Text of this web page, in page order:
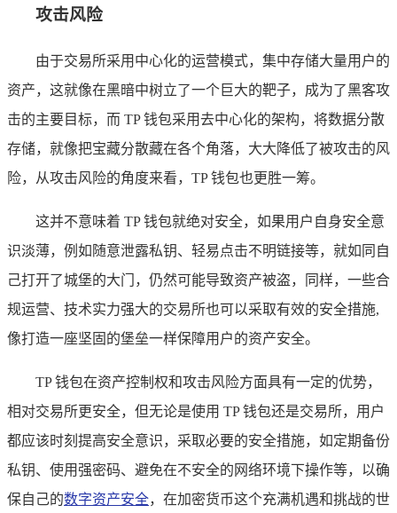
攻击风险
由于交易所采用中心化的运营模式，集中存储大量用户的
资产，这就像在黑暗中树立了一个巨大的靶子，成为了黑客攻
击的主要目标，而 TP 钱包采用去中心化的架构，将数据分散
存储，就像把宝藏分散藏在各个角落，大大降低了被攻击的风
险，从攻击风险的角度来看，TP 钱包也更胜一筹。
这并不意味着 TP 钱包就绝对安全，如果用户自身安全意
识淡薄，例如随意泄露私钥、轻易点击不明链接等，就如同自
己打开了城堡的大门，仍然可能导致资产被盗，同样，一些合
规运营、技术实力强大的交易所也可以采取有效的安全措施,
像打造一座坚固的堡垒一样保障用户的资产安全。
TP 钱包在资产控制权和攻击风险方面具有一定的优势，
相对交易所更安全，但无论是使用 TP 钱包还是交易所，用户
都应该时刻提高安全意识，采取必要的安全措施，如定期备份
私钥、使用强密码、避免在不安全的网络环境下操作等，以确
保自己的数字资产安全，在加密货币这个充满机遇和挑战的世